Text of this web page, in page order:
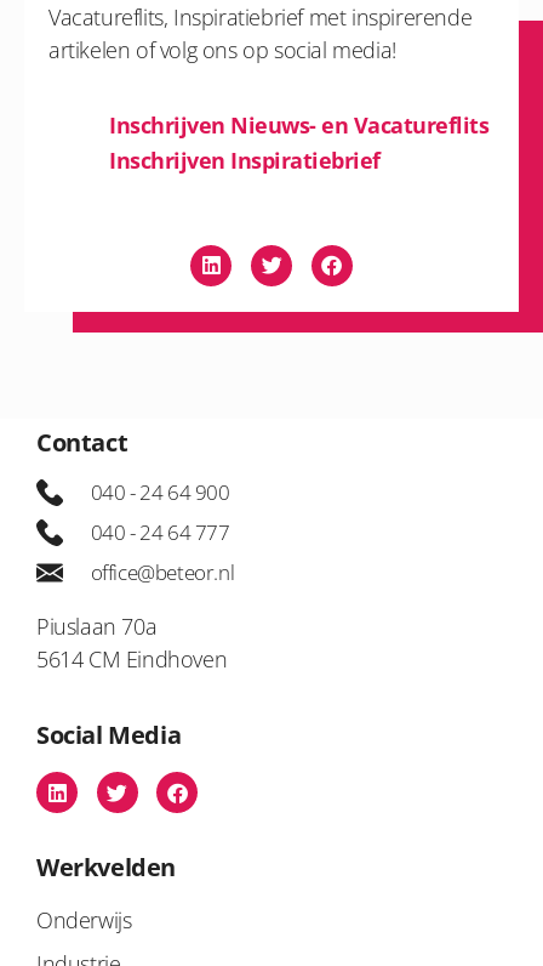
Vacatureflits, Inspiratiebrief met inspirerende
artikelen of volg ons op social media!
Inschrijven Nieuws- en Vacatureflits
Inschrijven Inspiratiebrief
Contact
040 - 24 64 900
040 - 24 64 777
office@beteor.nl
Piuslaan 70a
5614 CM Eindhoven
Social Media
Werkvelden
Onderwijs